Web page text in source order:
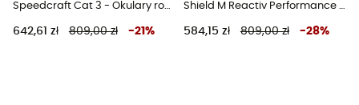
642,61 zł 809,00 zł -21 % 584,15 zł 809,00 zł -28%